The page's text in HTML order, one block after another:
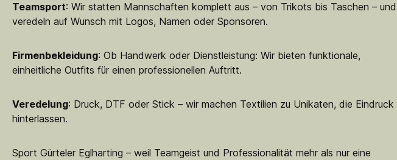
Teamsport: Wir statten Mannschaften komplett aus – von Trikots bis Taschen – und
veredeln auf Wunsch mit Logos, Namen oder Sponsoren.
Firmenbekleidung: Ob Handwerk oder Dienstleistung: Wir bieten funktionale,
einheitliche Outfits für einen professionellen Auftritt.
Veredelung: Druck, DTF oder Stick – wir machen Textilien zu Unikaten, die Eindruck
hinterlassen.
Sport Gürteler Eglharting – weil Teamgeist und Professionalität mehr als nur eine